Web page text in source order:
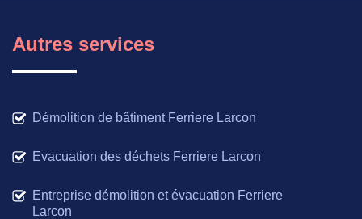
Autres services
Démolition de bâtiment Ferriere Larcon
Evacuation des déchets Ferriere Larcon
Entreprise démolition et évacuation Ferriere
Larcon